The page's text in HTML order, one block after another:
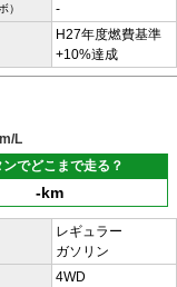
） -
H27年度燃費基準
+10%達成
L
ンでどこまで走る？
-km
レギュラー
ガソリン
4WD